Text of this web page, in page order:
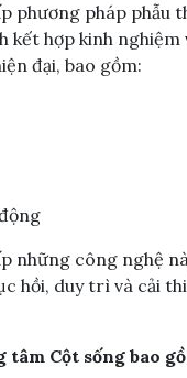
phương pháp phẫu
kết hợp kinh
đại, bao gồm:
những công nghệ
hồi, duy trì và cải
Cột sống bao